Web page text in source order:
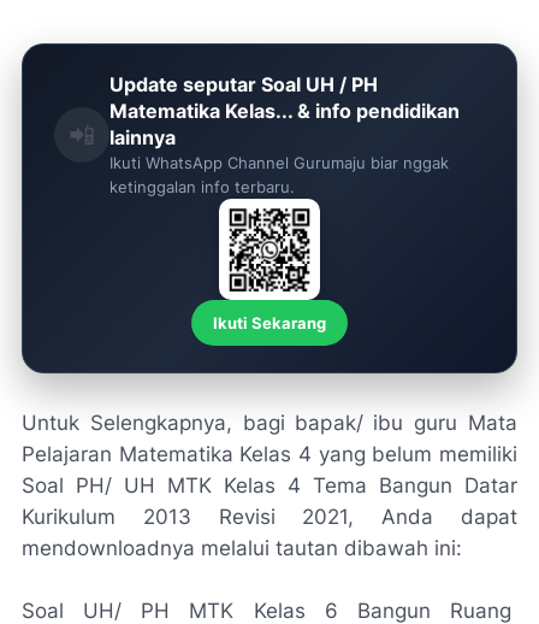
📲
Update seputar Soal UH / PH
Matematika Kelas... & info pendidikan
lainnya
Ikuti WhatsApp Channel Gurumaju biar nggak
ketinggalan info terbaru.
Ikuti Sekarang
Untuk Selengkapnya, bagi bapak/ ibu guru Mata
Pelajaran Matematika Kelas 4 yang belum memiliki
Soal PH/ UH MTK Kelas 4 Tema Bangun Datar
Kurikulum 2013 Revisi 2021, Anda dapat
mendownloadnya melalui tautan dibawah ini:
Soal UH/ PH MTK Kelas 6 Bangun Ruang